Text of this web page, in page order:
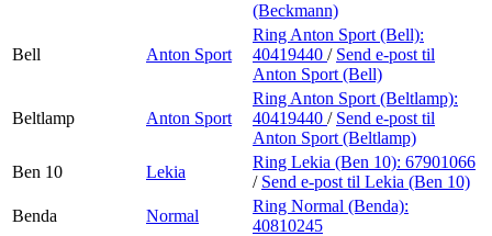
(Beckmann)
Bell Anton Sport
Ring Anton Sport (Bell):
40419440 / Send e-post til
Anton Sport (Bell)
Beltlamp Anton Sport
Ring Anton Sport (Beltlamp):
40419440 / Send e-post til
Anton Sport (Beltlamp)
Ben 10
Lekia
Ring Lekia (Ben 10): 67901066
/ Send e-post til Lekia (Ben 10)
Benda
Normal
Ring Normal (Benda):
40810245